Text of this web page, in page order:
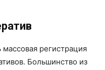
массовая регистрация
Большинство из